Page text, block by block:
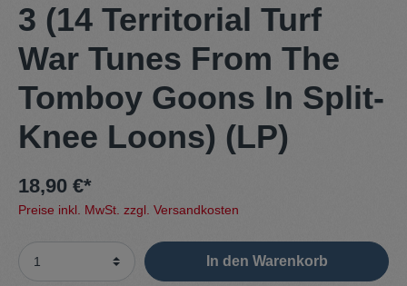
3 (14 Territorial Turf
War Tunes From The
Tomboy Goons In Split-
Knee Loons) (LP)
18,90 €*
Preise inkl. MwSt. zzgl. Versandkosten
In den Warenkorb